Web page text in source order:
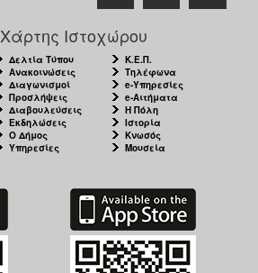
Χάρτης Ιστοχώρου
Δελτία Τύπου
Ανακοινώσεις
Διαγωνισμοί
Προσλήψεις
Διαβουλεύσεις
Εκδηλώσεις
Ο Δήμος
Υπηρεσίες
Κ.Ε.Π.
Τηλέφωνα
e-Υπηρεσίες
e-Αιτήματα
Η Πόλη
Ιστορία
Κνωσός
Μουσεία